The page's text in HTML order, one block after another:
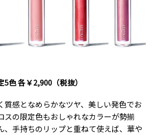
色 各￥2,900（税抜）
質感となめらかなツヤ、美しい発色でお
スの限定色もおしゃれなカラーが勢揃
、手持ちのリップと重ねて使えば、華や